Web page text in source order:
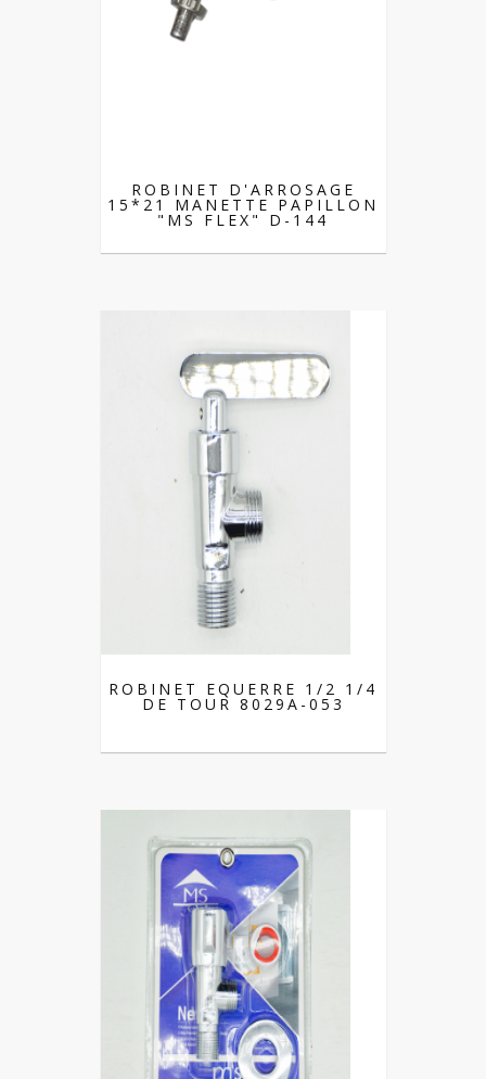
ROBINET D'ARROSAGE
15*21 MANETTE PAPILLON
"MS FLEX" D-144
ROBINET EQUERRE 1/2 1/4
DE TOUR 8029A-053